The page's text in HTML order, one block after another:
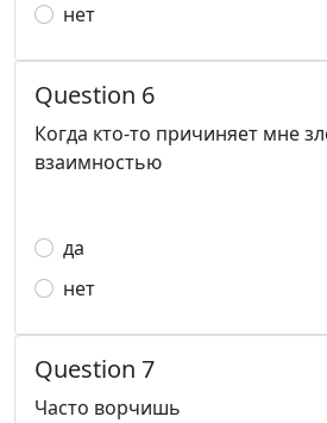
нет
Question 6
Когда кто-то причиняет мне
взаимностью
да
нет
Question 7
Часто ворчишь